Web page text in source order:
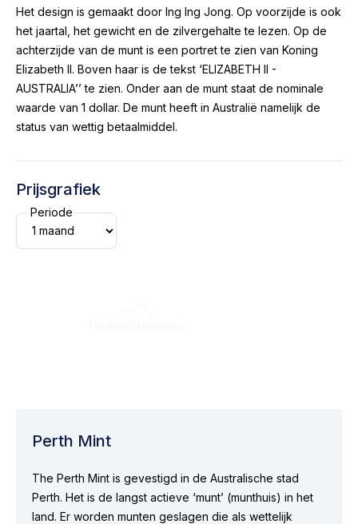
Het design is gemaakt door Ing Ing Jong. Op voorzijde is ook
het jaartal, het gewicht en de zilvergehalte te lezen. Op de
achterzijde van de munt is een portret te zien van Koning
Elizabeth II. Boven haar is de tekst ‘ELIZABETH II -
AUSTRALIA’’ te zien. Onder aan de munt staat de nominale
waarde van 1 dollar. De munt heeft in Australië namelijk de
status van wettig betaalmiddel.
Prijsgrafiek
Periode
Perth Mint
The Perth Mint is gevestigd in de Australische stad
Perth. Het is de langst actieve ‘munt’ (munthuis) in het
land. Er worden munten geslagen die als wettelijk